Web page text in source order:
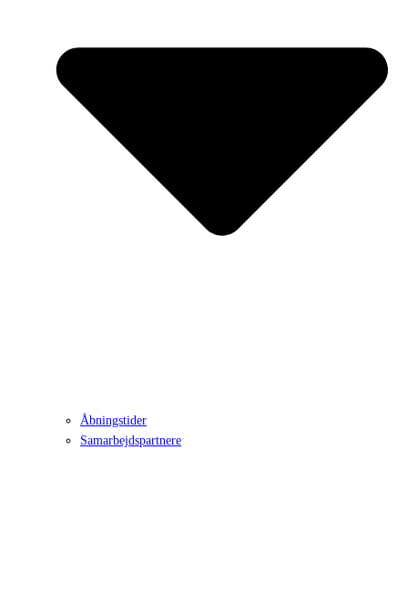
Åbningstider
Samarbejdspartnere